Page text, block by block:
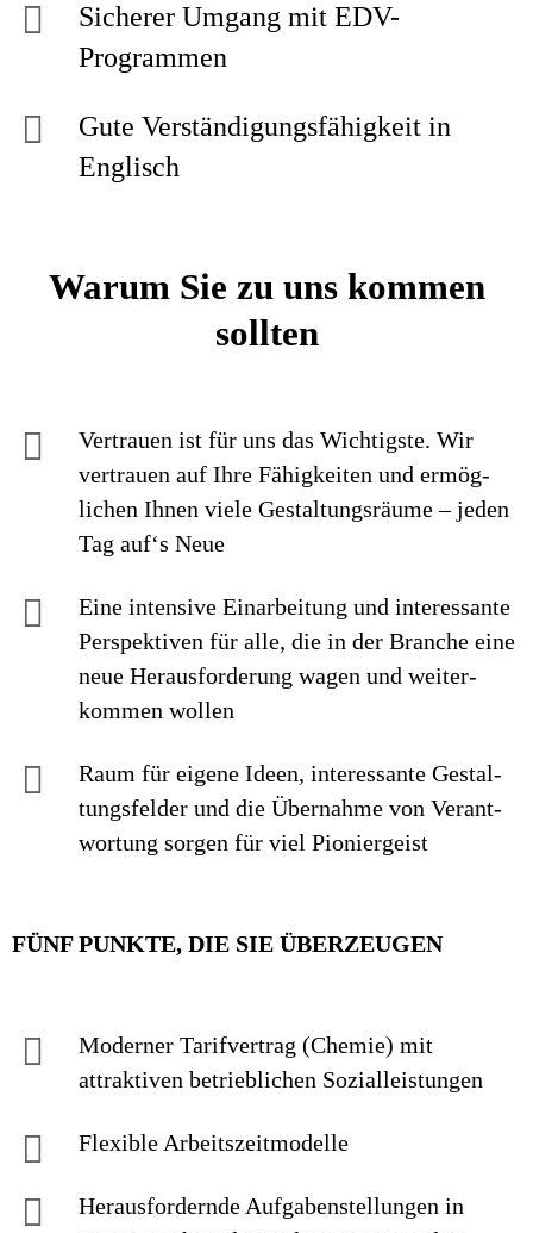
Sicherer Umgang mit EDV-
Programmen
Gute Verständigungsfähigkeit in
Englisch
Warum Sie zu uns kommen
sollten
Vertrauen ist für uns das Wichtigste. Wir
vertrauen auf Ihre Fähig­keiten und ermög­
lichen Ihnen viele Gestaltungs­räume – jeden
Tag auf‘s Neue
Eine intensive Einarbei­tung und interes­sante
Perspek­tiven für alle, die in der Branche eine
neue Heraus­forderung wagen und weiter­
kommen wollen
Raum für eigene Ideen, inte­res­sante Ge­stal­
tungs­felder und die Über­nahme von Ver­ant­
wor­tung sorgen für viel Pionier­geist
FÜNF PUNKTE, DIE SIE ÜBERZEUGEN
Moderner Tarif­vertrag (Chemie) mit
attraktiven betrieb­lichen Sozial­leistungen
Flexible Arbeitszeitmodelle
Herausfordernde Aufgaben­stellungen in